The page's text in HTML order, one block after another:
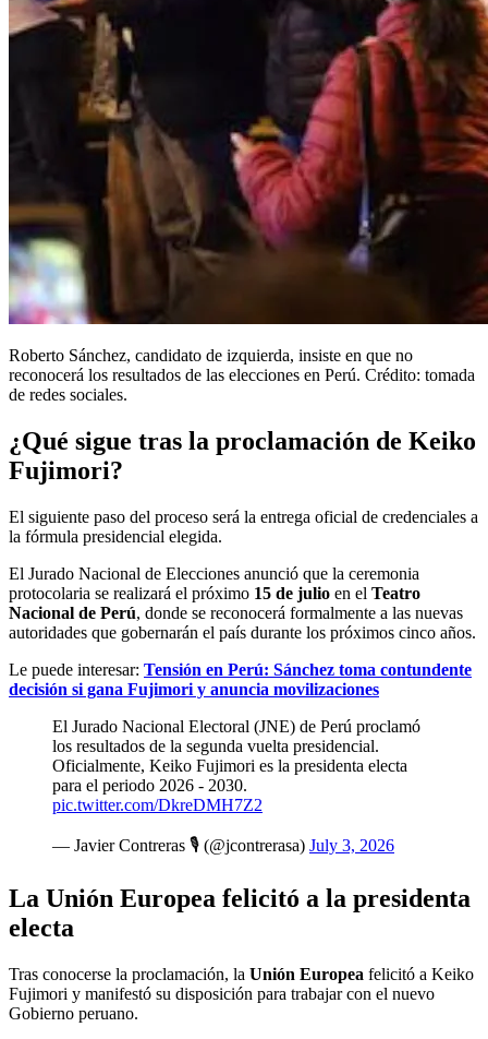
Roberto Sánchez, candidato de izquierda, insiste en que no
reconocerá los resultados de las elecciones en Perú. Crédito: tomada
de redes sociales.
¿Qué sigue tras la proclamación de Keiko
Fujimori?
El siguiente paso del proceso será la entrega oficial de credenciales a
la fórmula presidencial elegida.
El Jurado Nacional de Elecciones anunció que la ceremonia
protocolaria se realizará el próximo 15 de julio en el Teatro
Nacional de Perú, donde se reconocerá formalmente a las nuevas
autoridades que gobernarán el país durante los próximos cinco años.
Le puede interesar: Tensión en Perú: Sánchez toma contundente
decisión si gana Fujimori y anuncia movilizaciones
El Jurado Nacional Electoral (JNE) de Perú proclamó
los resultados de la segunda vuelta presidencial.
Oficialmente, Keiko Fujimori es la presidenta electa
para el periodo 2026 - 2030.
pic.twitter.com/DkreDMH7Z2
— Javier Contreras 🎙 (@jcontrerasa) July 3, 2026
La Unión Europea felicitó a la presidenta
electa
Tras conocerse la proclamación, la Unión Europea felicitó a Keiko
Fujimori y manifestó su disposición para trabajar con el nuevo
Gobierno peruano.